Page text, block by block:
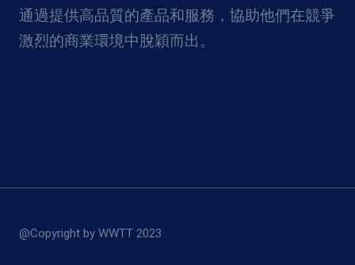
通過提供高品質的產品和服務，協助他們在競爭
激烈的商業環境中脫穎而出。
@Copyright by WWTT 2023